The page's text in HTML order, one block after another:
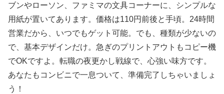
ブンやローソン、ファミマの文具コーナーに、シンプルな
用紙が置いてあります。価格は110円前後と手頃。24時間
営業だから、いつでもゲット可能。でも、種類が少ないの
で、基本デザインだけ。急ぎのプリントアウトもコピー機
でOKですよ。転職の夜更かし戦線で、心強い味方です。
あなたもコンビニで一息ついて、準備完了しちゃいましょ
う！